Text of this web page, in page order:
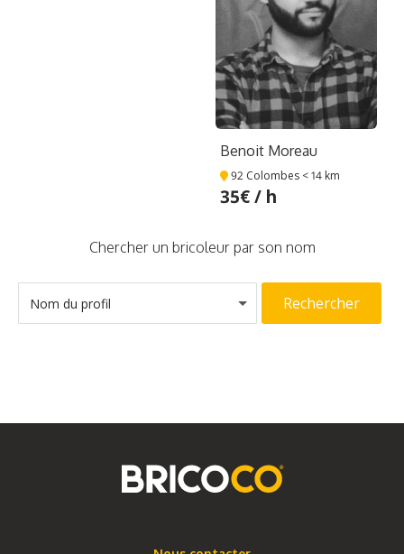
Benoit Moreau
92 Colombes < 14 km
35€ / h
Chercher un bricoleur par son nom
Nom du profil Rechercher